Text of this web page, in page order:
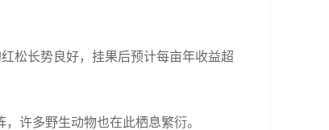
松长势良好，挂果后预计每亩年收益超
许多野生动物也在此栖息繁衍。